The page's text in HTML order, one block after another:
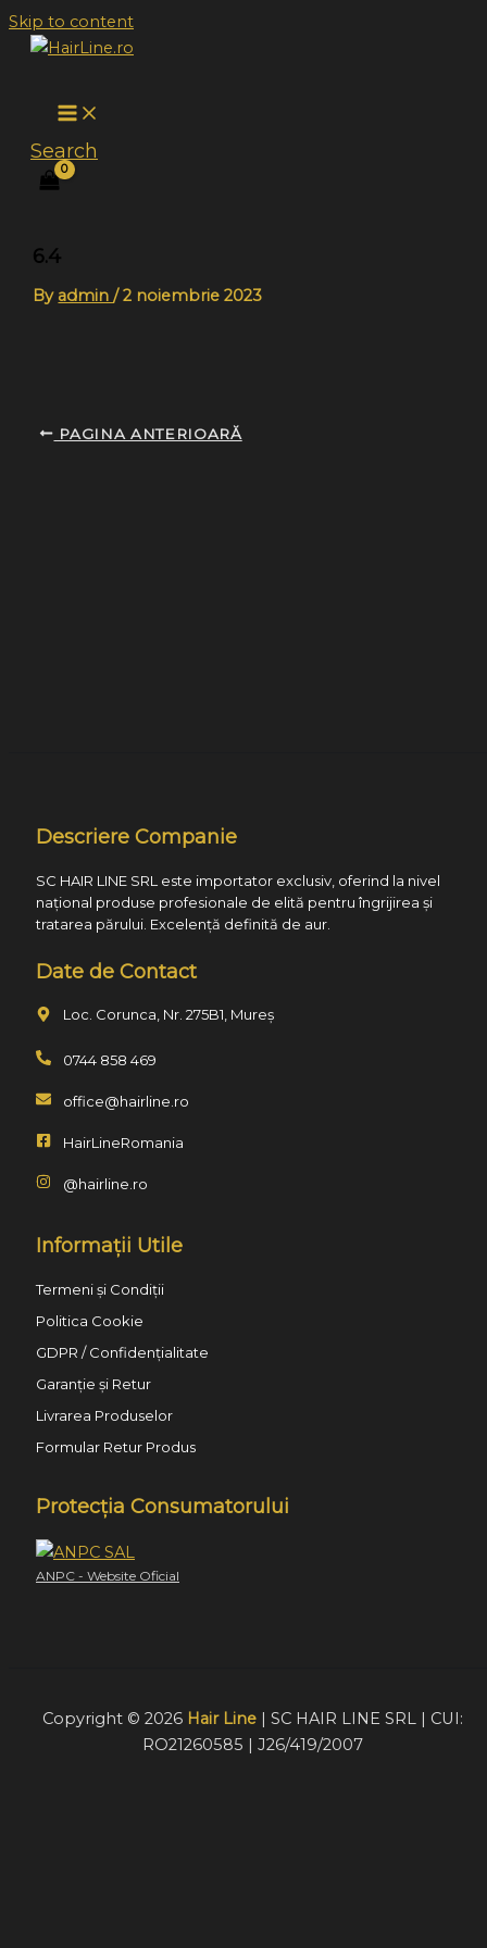
Skip to content
Search
6.4
By admin/2 noiembrie 2023
PAGINA ANTERIOARĂ
Descriere Companie
SC HAIR LINE SRL este importator exclusiv, oferind la nivel
național produse profesionale de elită pentru îngrijirea și
tratarea părului. Excelență definită de aur.
Date de Contact
Loc. Corunca, Nr. 275B1, Mureș
0744 858 469
office@hairline.ro
HairLineRomania
@hairline.ro
Informații Utile
Termeni și Condiții
Politica Cookie
GDPR / Confidențialitate
Garanție și Retur
Livrarea Produselor
Formular Retur Produs
Protecția Consumatorului
ANPC - Website Oficial
Copyright © 2026 Hair Line| SC HAIR LINE SRL | CUI:
RO21260585 | J26/419/2007